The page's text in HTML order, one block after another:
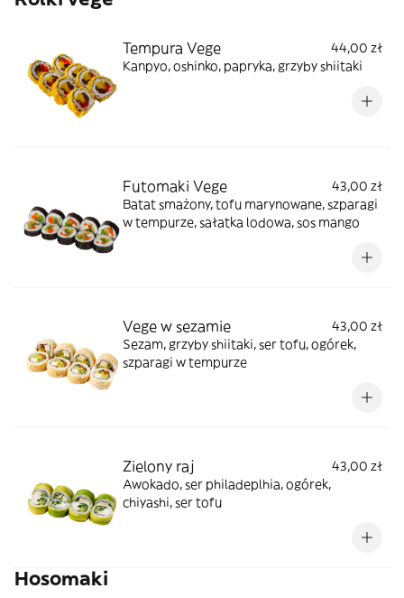
Tempura Vege
44,00 zł
Kanpyo, oshinko, papryka, grzyby shiitaki
Futomaki Vege
43,00 zł
Batat smażony, tofu marynowane, szparagi
w tempurze, sałatka lodowa, sos mango
Vege w sezamie
43,00 zł
Sezam, grzyby shiitaki, ser tofu, ogórek,
szparagi w tempurze
Zielony raj
43,00 zł
Awokado, ser philadeplhia, ogórek,
chiyashi, ser tofu
Hosomaki